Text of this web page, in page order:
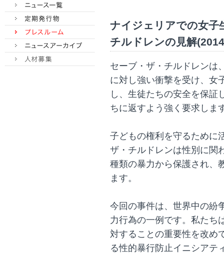
ナイジェリアでの女子
チルドレンの見解
セーブ・ザ・チルドレンは
に対し強い衝撃を受け、女
し、生徒たちの安全を保証
ちに返すよう強く要求しま
子どもの権利を守るために
ザ・チルドレンは性別に関
種類の暴力から保護され、
ます。
今回の事件は、世界中の紛
力行為の一例です。私たち
対することの重要性を改め
る性的暴行防止イニシアテ